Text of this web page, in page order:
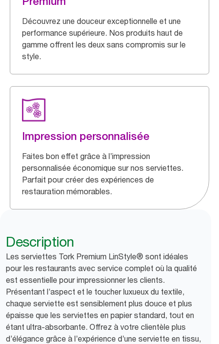
Découvrez une douceur exceptionnelle et une
performance supérieure. Nos produits haut de
gamme offrent les deux sans compromis sur le
style.
Impression personnalisée
Faites bon effet grâce à l’impression
personnalisée économique sur nos serviettes.
Parfait pour créer des expériences de
restauration mémorables.
Description
Les serviettes Tork Premium LinStyle® sont idéales
pour les restaurants avec service complet où la qualité
est essentielle pour impressionner les clients.
Présentant l’aspect et le toucher luxueux du textile,
chaque serviette est sensiblement plus douce et plus
épaisse que les serviettes en papier standard, tout en
étant ultra-absorbante. Offrez à votre clientèle plus
d’élégance grâce à l’expérience d’une serviette en tissu,